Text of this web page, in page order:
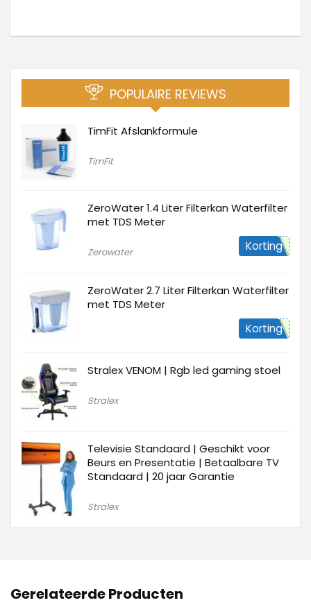
POPULAIRE REVIEWS
TimFit Afslankformule
TimFit
ZeroWater 1.4 Liter Filterkan Waterfilter
met TDS Meter
Zerowater Korting
ZeroWater 2.7 Liter Filterkan Waterfilter
met TDS Meter
Korting
Stralex VENOM | Rgb led gaming stoel
Stralex
Televisie Standaard | Geschikt voor
Beurs en Presentatie | Betaalbare TV
Standaard | 20 jaar Garantie
Stralex
Gerelateerde Producten